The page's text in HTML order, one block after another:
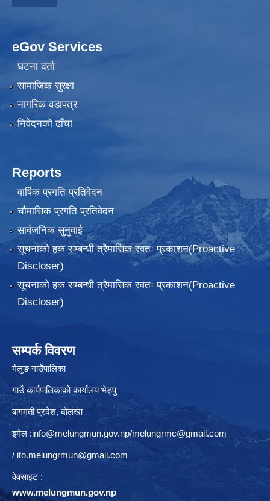
eGov Services
घटना दर्ता
सामाजिक सुरक्षा
नागरिक वडापत्र
निवेदनकाे ढाँचा
Reports
वार्षिक प्रगति प्रतिवेदन
चौमासिक प्रगति प्रतिवेदन
सार्वजनिक सुनुवाई
सूचनाको हक सम्बन्धी त्रैमासिक स्वतः प्रकाशन(Proactive
Discloser)
सूचनाको हक सम्बन्धी त्रैमासिक स्वतः प्रकाशन(Proactive
Discloser)
सम्पर्क विवरण
मेलुङ गाउँपालिका
गाउँ कार्यपालिकाको कार्यालय भेड्पु
बागमती प्रदेश, दाेलखा
इमेल :info@melungmun.gov.np/melungrmc@gmail.com
/ ito.melungrmun@gmail.com
वेवसाइट :
www.melungmun.gov.np